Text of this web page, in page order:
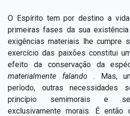
O Espírito tem por destino a
primeiras fases da sua
exigências materiais lhe cumpre
exercício das paixões constitui
efeito da conservação da
materialmente falando . Mas,
período, outras necessidades
princípio semimorais e
exclusivamente morais. É